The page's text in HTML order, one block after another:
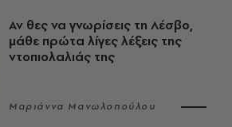
Αν θες να γνωρίσεις τη Λέσβο,
μάθε πρώτα λίγες λέξεις της
ντοπιολαλιάς της
Μαριάννα Μανωλοπούλου